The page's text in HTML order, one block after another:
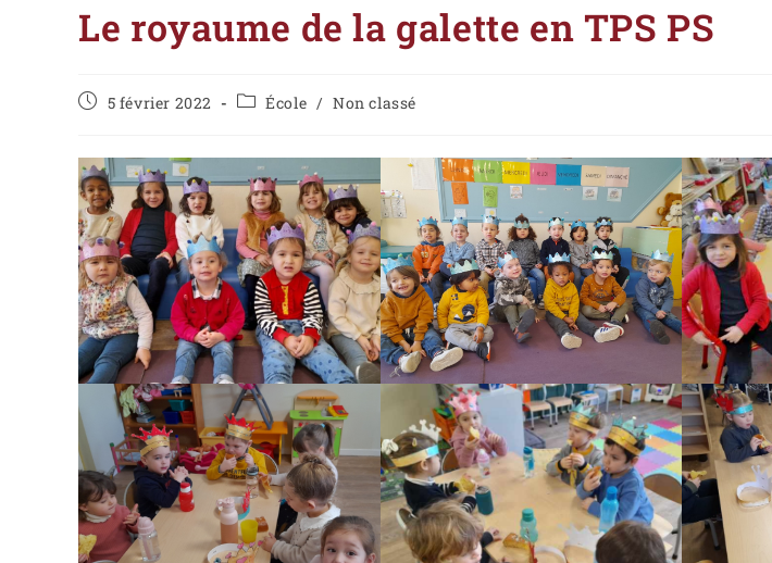
Le royaume de la galette en TPS PS
5 février 2022 École / Non classé